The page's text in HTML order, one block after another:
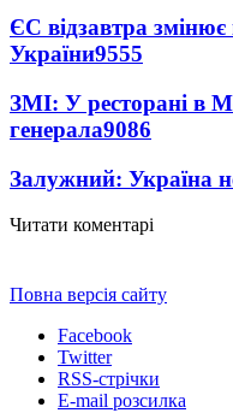
ЄС відзавтра змінює
України9555
ЗМІ: У ресторані в
генерала9086
Залужний: Україна
Читати коментарі
Повна версія сайту
Facebook
Twitter
RSS-стрічки
E-mail розсилка